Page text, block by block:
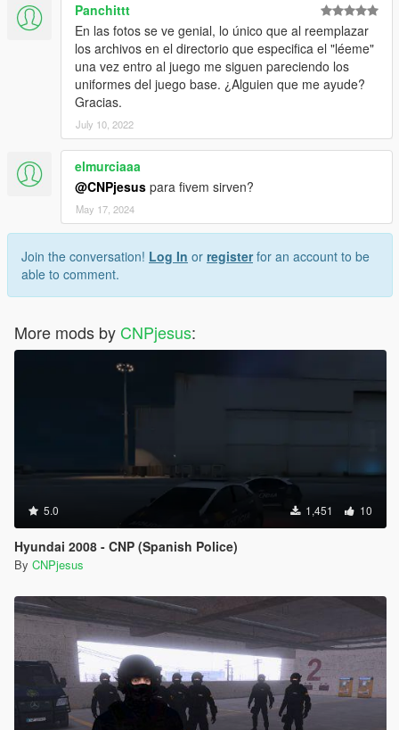
Panchittt
En las fotos se ve genial, lo único que al reemplazar
los archivos en el directorio que especifica el "léeme"
una vez entro al juego me siguen pareciendo los
uniformes del juego base. ¿Alguien que me ayude?
Gracias.
July 10, 2022
elmurciaaa
@CNPjesus para fivem sirven?
May 17, 2024
Join the conversation! Log In or registerfor an account to be
able to comment.
More mods by CNPjesus:
5.0 1,451 10
Hyundai 2008 - CNP (Spanish Police)
By CNPjesus